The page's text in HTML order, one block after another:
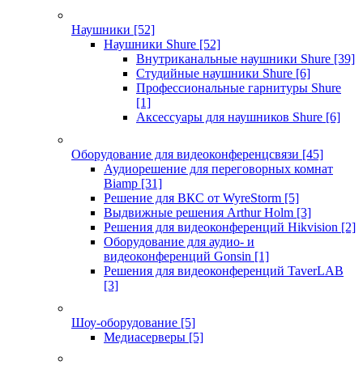
Наушники [52]
Наушники Shure [52]
Внутриканальные наушники Shure [39]
Студийные наушники Shure [6]
Профессиональные гарнитуры Shure
[1]
Аксессуары для наушников Shure [6]
Оборудование для видеоконференцсвязи [45]
Аудиорешение для переговорных комнат
Biamp [31]
Решение для ВКС от WyreStorm [5]
Выдвижные решения Arthur Holm [3]
Решения для видеоконференций Hikvision [2]
Оборудование для аудио- и
видеоконференций Gonsin [1]
Решения для видеоконференций TaverLAB
[3]
Шоу-оборудование [5]
Медиасерверы [5]